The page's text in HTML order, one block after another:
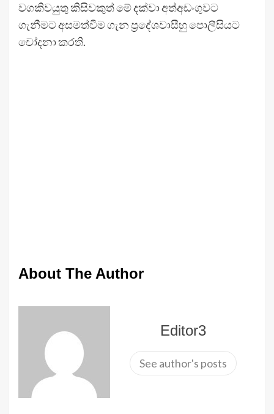
වගකිවයුතු කිසිවකුත් මේ දක්වා අත්අඩංගුවට
ගැනීමට අසමත්වීම ගැන ප්‍රදේශවාසීහු පොලීසියට
චෝදනා කරති.
About The Author
Editor3
See author's posts